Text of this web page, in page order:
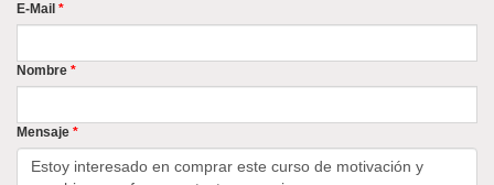
E-Mail *
Nombre *
Mensaje *